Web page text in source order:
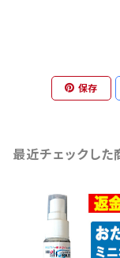
保存
最近チェックした